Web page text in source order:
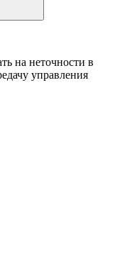
на неточности в
управления